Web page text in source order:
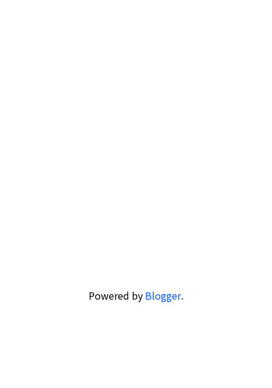
Powered by Blogger.